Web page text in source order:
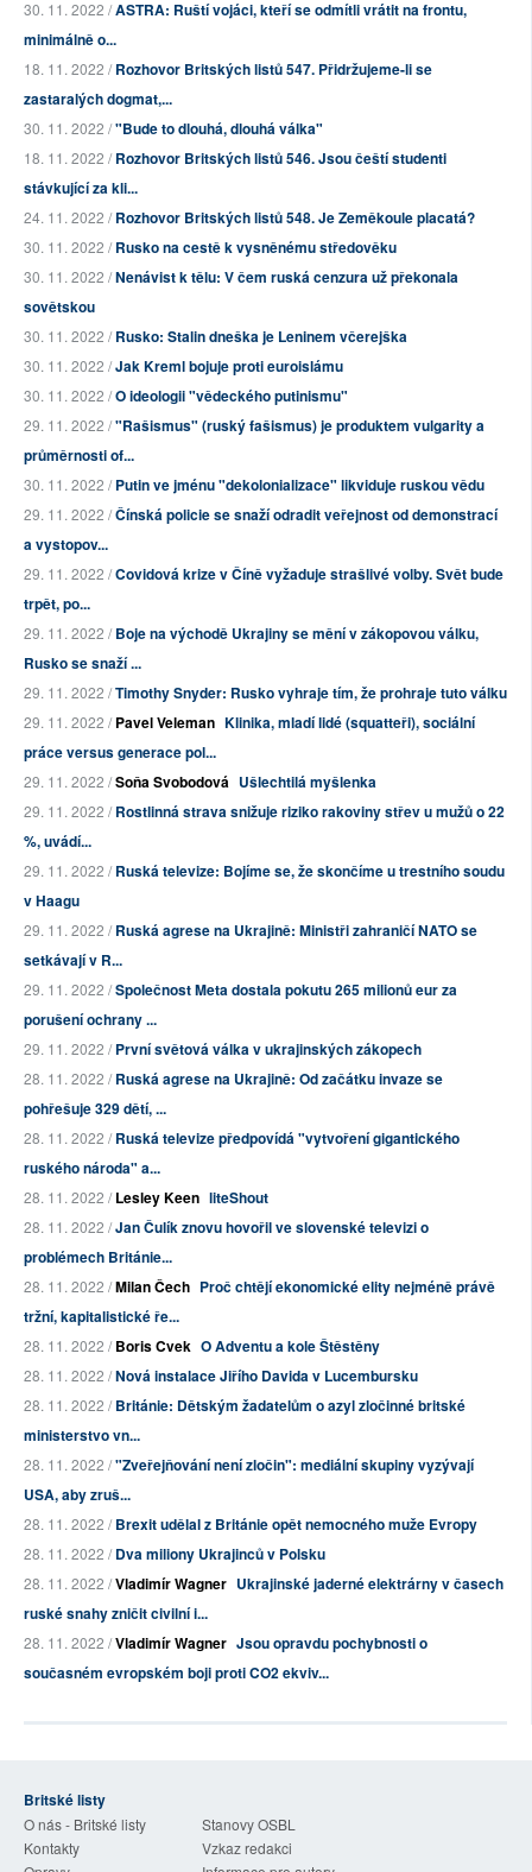
30. 11. 2022 /ASTRA: Ruští vojáci, kteří se odmítli vrátit na frontu,
minimálně o...
18. 11. 2022 /Rozhovor Britských listů 547. Přidržujeme-li se
zastaralých dogmat,...
30. 11. 2022 /"Bude to dlouhá, dlouhá válka"
18. 11. 2022 /Rozhovor Britských listů 546. Jsou čeští studenti
stávkující za kli...
24. 11. 2022 /Rozhovor Britských listů 548. Je Zeměkoule placatá?
30. 11. 2022 /Rusko na cestě k vysněnému středověku
30. 11. 2022 /Nenávist k tělu: V čem ruská cenzura už překonala
sovětskou
30. 11. 2022 /Rusko: Stalin dneška je Leninem včerejška
30. 11. 2022 /Jak Kreml bojuje proti euroislámu
30. 11. 2022 /O ideologii "vědeckého putinismu"
29. 11. 2022 /"Rašismus" (ruský fašismus) je produktem vulgarity a
průměrnosti of...
30. 11. 2022 /Putin ve jménu "dekolonializace" likviduje ruskou vědu
29. 11. 2022 /Čínská policie se snaží odradit veřejnost od demonstrací
a vystopov...
29. 11. 2022 /Covidová krize v Číně vyžaduje strašlivé volby. Svět bude
trpět, po...
29. 11. 2022 /Boje na východě Ukrajiny se mění v zákopovou válku,
Rusko se snaží ...
29. 11. 2022 /Timothy Snyder: Rusko vyhraje tím, že prohraje tuto válku
29. 11. 2022 /Pavel Veleman Klinika, mladí lidé (squatteři), sociální
práce versus generace pol...
29. 11. 2022 /Soňa Svobodová Ušlechtilá myšlenka
29. 11. 2022 /Rostlinná strava snižuje riziko rakoviny střev u mužů o 22
%, uvádí...
29. 11. 2022 /Ruská televize: Bojíme se, že skončíme u trestního soudu
v Haagu
29. 11. 2022 /Ruská agrese na Ukrajině: Ministři zahraničí NATO se
setkávají v R...
29. 11. 2022 /Společnost Meta dostala pokutu 265 milionů eur za
porušení ochrany ...
29. 11. 2022 /První světová válka v ukrajinských zákopech
28. 11. 2022 /Ruská agrese na Ukrajině: Od začátku invaze se
pohřešuje 329 dětí, ...
28. 11. 2022 /Ruská televize předpovídá "vytvoření gigantického
ruského národa" a...
28. 11. 2022 /Lesley Keen liteShout
28. 11. 2022 /Jan Čulík znovu hovořil ve slovenské televizi o
problémech Británie...
28. 11. 2022 /Milan Čech Proč chtějí ekonomické elity nejméně právě
tržní, kapitalistické ře...
28. 11. 2022 /Boris Cvek O Adventu a kole Štěstěny
28. 11. 2022 /Nová instalace Jiřího Davida v Lucembursku
28. 11. 2022 /Británie: Dětským žadatelům o azyl zločinné britské
ministerstvo vn...
28. 11. 2022 /"Zveřejňování není zločin": mediální skupiny vyzývají
USA, aby zruš...
28. 11. 2022 /Brexit udělal z Británie opět nemocného muže Evropy
28. 11. 2022 /Dva miliony Ukrajinců v Polsku
28. 11. 2022 /Vladimír Wagner Ukrajinské jaderné elektrárny v časech
ruské snahy zničit civilní i...
28. 11. 2022 /Vladimír Wagner Jsou opravdu pochybnosti o
současném evropském boji proti CO2 ekviv...
Britské listy
O nás - Britské listy
Stanovy OSBL
Kontakty
Vzkaz redakci